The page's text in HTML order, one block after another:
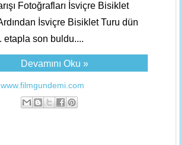
Fotoğrafları İsviçre Bisiklet
İsviçre Bisiklet Turu dün
etapla son buldu....
Devamını Oku »
www.filmgundemi.com